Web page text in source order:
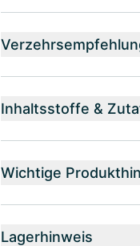
Inhaltsstoffe &
Wichtige
Lagerhinweis